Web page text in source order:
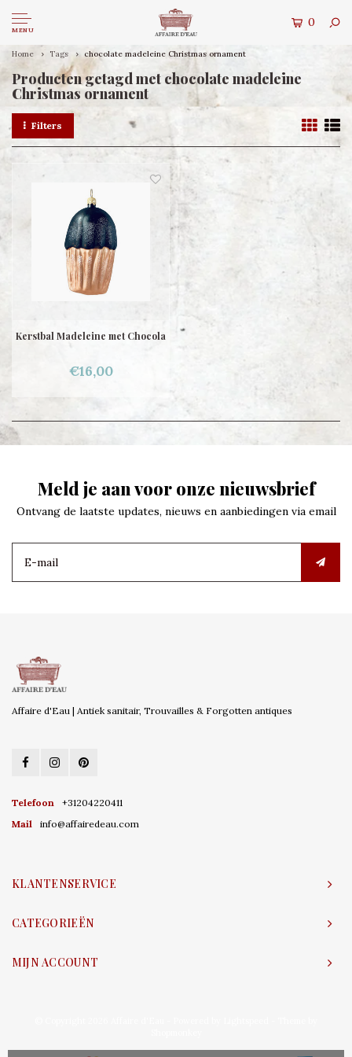
MENU
0
Home Tags chocolate madeleine Christmas ornament
Producten getagd met chocolate madeleine
Christmas ornament
Filters
Kerstbal Madeleine met Chocola
€16,00
Meld je aan voor onze nieuwsbrief
Ontvang de laatste updates, nieuws en aanbiedingen via email
Affaire d'Eau | Antiek sanitair, Trouvailles & Forgotten antiques
Telefoon
+31204220411
Mail
info@affairedeau.com
KLANTENSERVICE
CATEGORIEËN
MIJN ACCOUNT